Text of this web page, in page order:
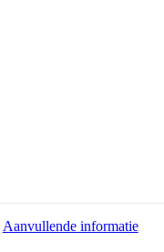
Aanvullende informatie